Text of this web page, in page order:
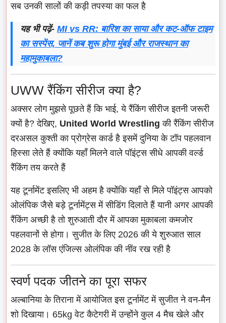
सब उनकी सालों की कड़ी तपस्या का फल है
यह भी पढ़ें- MI vs RR: बारिश का साया और कट-ऑफ टाइम
का सस्पेंस, जानें कब शुरू होगा मुंबई और राजस्थान का
महामुकाबला?
UWW रैंकिंग सीरीज क्या है?
अक्सर लोग मुझसे पूछते हैं कि भाई, ये रैंकिंग सीरीज इतनी जरूरी
क्यों है? देखिए, United World Wrestling की रैंकिंग सीरीज
दरअसल कुश्ती का प्रोग्रेस कार्ड है इसमें दुनिया के टॉप पहलवान
हिस्सा लेते हैं क्योंकि यहाँ मिलने वाले पॉइंट्स सीधे आपकी वर्ल्ड
रैंकिंग तय करते हैं
यह टूर्नामेंट इसलिए भी अहम है क्योंकि यहाँ से मिले पॉइंट्स आपको
ओलंपिक जैसे बड़े टूर्नामेंट्स में सीडिंग दिलाते हैं यानी अगर आपकी
रैंकिंग अच्छी है तो शुरुआती दौर में आपका मुकाबला कमजोर
पहलवानों से होगा। सुजीत के लिए 2026 की ये शुरुआत साल
2028 के लॉस एंजिल्स ओलंपिक की नींव रख रही है
स्वर्ण पदक जीतने का पूरा सफर
अल्बानिया के तिराना में आयोजित इस टूर्नामेंट में सुजीत ने वन-मैन
शो दिखाया। 65kg वेट कैटेगरी में उन्होंने कुल 4 मैच खेले और